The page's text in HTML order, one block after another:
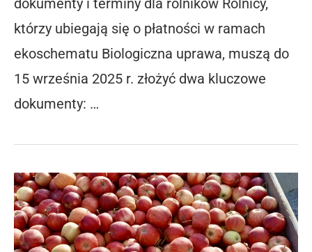
dokumenty i terminy dla rolników Rolnicy,
którzy ubiegają się o płatności w ramach
ekoschematu Biologiczna uprawa, muszą do
15 września 2025 r. złożyć dwa kluczowe
dokumenty: …